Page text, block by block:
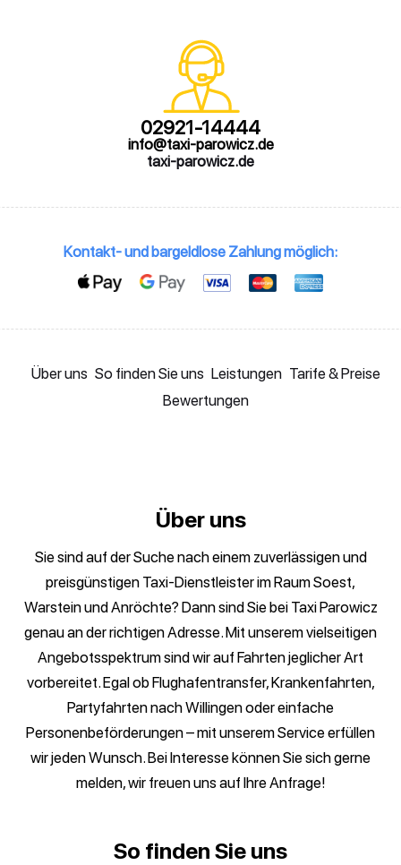
02921-14444
info@taxi-parowicz.de
taxi-parowicz.de
Kontakt- und bargeldlose Zahlung möglich:
Über uns So finden Sie uns Leistungen Tarife & Preise
Bewertungen
Über uns
Sie sind auf der Suche nach einem zuverlässigen und
preisgünstigen Taxi-Dienstleister im Raum Soest,
Warstein und Anröchte? Dann sind Sie bei Taxi Parowicz
genau an der richtigen Adresse. Mit unserem vielseitigen
Angebotsspektrum sind wir auf Fahrten jeglicher Art
vorbereitet. Egal ob Flughafentransfer, Krankenfahrten,
Partyfahrten nach Willingen oder einfache
Personenbeförderungen – mit unserem Service erfüllen
wir jeden Wunsch. Bei Interesse können Sie sich gerne
melden, wir freuen uns auf Ihre Anfrage!
So finden Sie uns